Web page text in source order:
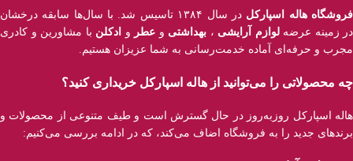
فروشگاه هاله اسپارکل
در سال ۱۳۸۴ تاسیس شد. با سال‌ها سابقه درخشان
در زمینه عرضهلوازم آرایشی ، بهداشتی و عطر و ادکلن با مشاورین و کادری
مجرب و حرفه‌ای آماده خدمت‌رسانی به شما عزیزان هستیم.
چه محصولاتی را می‌توانید از هاله اسپارکل خریداری کنید؟
هاله اسپارکل روزبه‌روز در حال گسترش است و طیف متنوعی از محصولات و
برند‌های جدید را به فروشگاه اضاف می‌کند، که در ادامه بررسی می‌کنیم: